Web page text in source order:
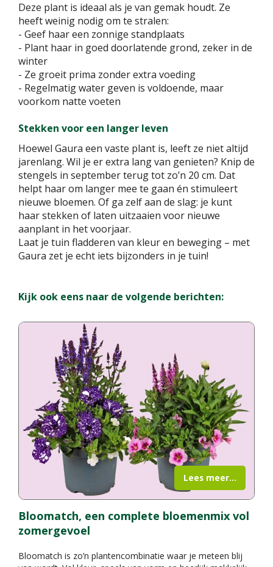
Deze plant is ideaal als je van gemak houdt. Ze
heeft weinig nodig om te stralen:
- Geef haar een zonnige standplaats
- Plant haar in goed doorlatende grond, zeker in de
winter
- Ze groeit prima zonder extra voeding
- Regelmatig water geven is voldoende, maar
voorkom natte voeten
Stekken voor een langer leven
Hoewel Gaura een vaste plant is, leeft ze niet altijd
jarenlang. Wil je er extra lang van genieten? Knip de
stengels in september terug tot zo’n 20 cm. Dat
helpt haar om langer mee te gaan én stimuleert
nieuwe bloemen. Of ga zelf aan de slag: je kunt
haar stekken of laten uitzaaien voor nieuwe
aanplant in het voorjaar.
Laat je tuin fladderen van kleur en beweging – met
Gaura zet je echt iets bijzonders in je tuin!
Kijk ook eens naar de volgende berichten:
Bloomatch, een complete bloemenmix vol
zomergevoel
Bloomatch is zo’n plantencombinatie waar je meteen blij
Lees meer...